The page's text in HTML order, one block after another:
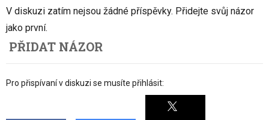
V diskuzi zatím nejsou žádné příspěvky. Přidejte svůj názor
jako první.
PŘIDAT NÁZOR
Pro přispívaní v diskuzi se musíte přihlásit: